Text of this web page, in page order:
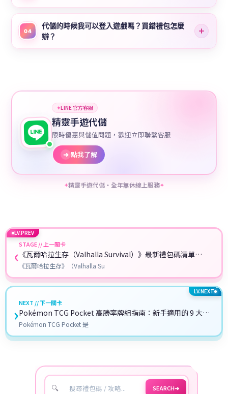
04
代儲的時候我可以登入遊戲嗎？買錯禮包怎麼
辦？
✦LINE 官方客服
精靈手遊代儲
限時優惠與儲值問題，歡迎立即聯繫客服
➜ 點我了解
✦精靈手遊代儲・全年無休線上服務✦
LV.PREV
‹STAGE // 上一關卡
《瓦爾哈拉生存（Valhalla Survival）》最新禮包碼清單
（2026更新）｜最新序號詳細兌換教學
《瓦爾哈拉生存》（Valhalla Su
LV.NEXT
NEXT // 下一關卡
Pokémon TCG Pocket 高勝率牌組指南：新手適用的 9 大熱
門組合
Pokémon TCG Pocket 是
›
🔍 SEARCH➔